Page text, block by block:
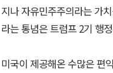
지나 자유민주주의라는 가
라는 통념은 트럼프 2기 행
미국이 제공해온 수많은 편